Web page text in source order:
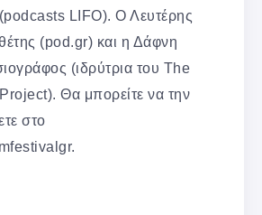
(podcasts LIFO). Ο Λευτέρης
(pod.gr) και η Δάφνη
(ιδρύτρια του The
Θα μπορείτε να την
στο